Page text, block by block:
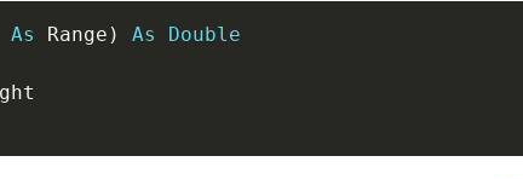
As Range ) As
Double